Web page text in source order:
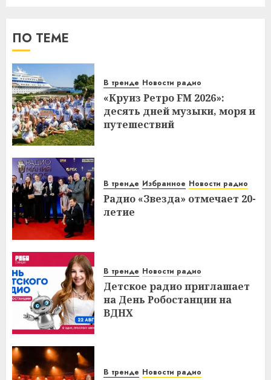
ПО ТЕМЕ
В тренде Новости радио
«Круиз Ретро FM 2026»:
десять дней музыки, моря и
путешествий
В тренде Избранное Новости радио
Радио «Звезда» отмечает 20-
летие
В тренде Новости радио
Детское радио приглашает
на День Робостанции на
ВДНХ
В тренде Новости радио